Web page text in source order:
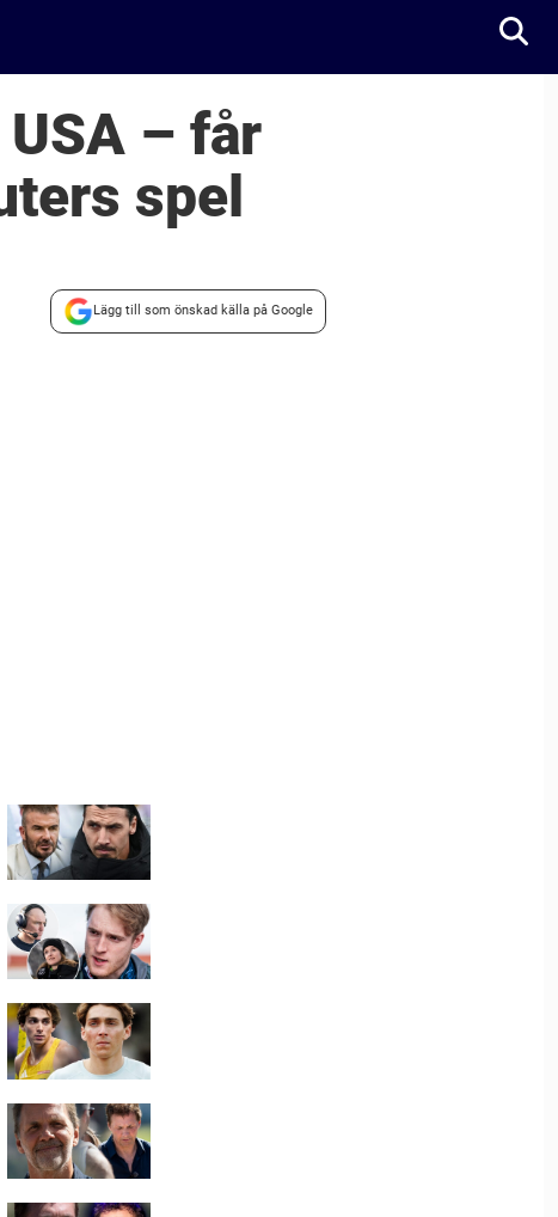
– får
spel
Lägg till som önskad källa på Google